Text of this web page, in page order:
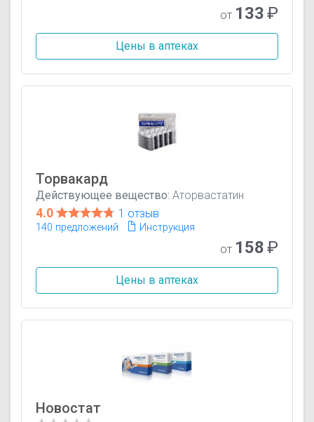
от 133₽
Цены в аптеках
Торвакард
Действующее вещество: Аторвастатин
4.0 1 отзыв
140 предложений Инструкция
от 158₽
Цены в аптеках
Новостат